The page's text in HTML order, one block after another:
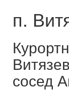
п.
сосед